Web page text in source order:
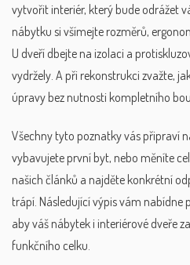
vytvořit interiér, který bude odrážet
nábytku si všímejte rozměrů,
U dveří dbejte na izolaci a
vydržely. A při rekonstrukci zvažte,
úpravy bez nutnosti kompletního
Všechny tyto poznatky vás připraví
vybavujete první byt, nebo měníte
našich článků a najděte konkrétní
trápí. Následující výpis vám nabídne
aby váš nábytek i interiérové dveře
funkčního celku.